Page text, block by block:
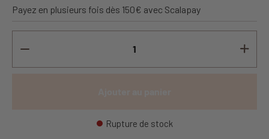
Payez en plusieurs fois dès 150€ avec Scalapay
Rupture de stock